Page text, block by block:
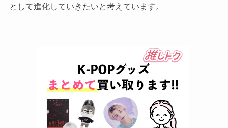
として進化していきたいと考えています。